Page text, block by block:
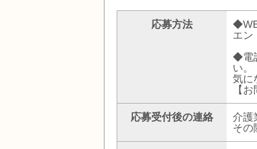
応募方法
エン
◆電
い。
気に
【
応募受付後の連絡
介護
その